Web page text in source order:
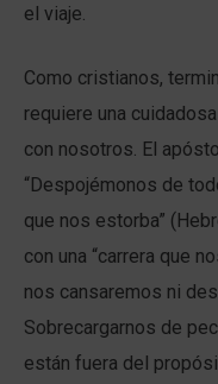
el viaje.
Como cristianos,
requiere una
con nosotros. El
“Despojémonos de
que nos estorba”
con una “carrera que
nos cansaremos ni
Sobrecargarnos de
están fuera del